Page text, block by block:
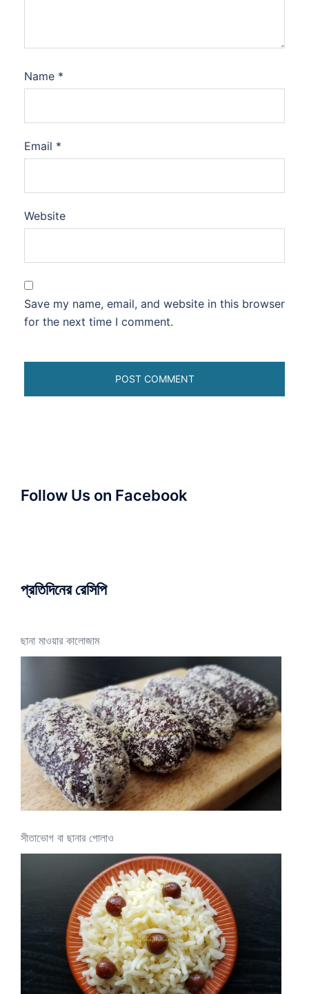
Name *
Email *
Website
Save my name, email, and website in this browser
for the next time I comment.
Follow Us on Facebook
প্রতিদিনের রেসিপি
ছানা মাওয়ার কালোজাম
সীতাভোগ বা ছানার পোলাও